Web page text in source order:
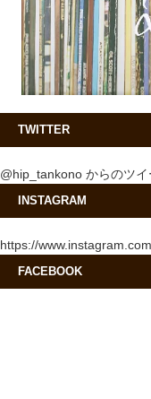
TWITTER
@hip_tankono からのツイ
INSTAGRAM
https://
FACEBOOK